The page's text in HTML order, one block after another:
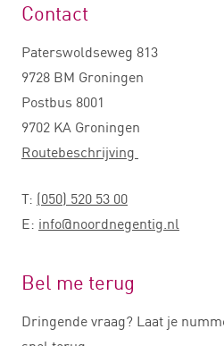
Contact
Paterswoldseweg 813
9728 BM Groningen
Postbus 8001
9702 KA Groningen
Routebeschrijving
T: (050) 520 53 00
E: info@noordnegentig.nl
Bel me terug
Dringende vraag? Laat je